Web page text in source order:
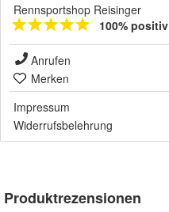
Rennsportshop Reisinger
100% positiv
Anrufen
Merken
Impressum
Widerrufsbelehrung
Produktrezensionen